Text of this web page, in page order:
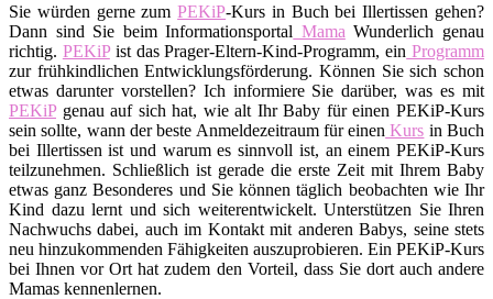
Sie würden gerne zumPEKiP-Kurs in Buch bei Illertissen gehen?
Dann sind Sie beim Informationsportal Mama Wunderlich genau
richtig. PEKiPist das Prager-Eltern-Kind-Programm, ein Programm
zur frühkindlichen Entwicklungsförderung. Können Sie sich schon
etwas darunter vorstellen? Ich informiere Sie darüber, was es mit
PEKiPgenau auf sich hat, wie alt Ihr Baby für einen PEKiP-Kurs
sein sollte, wann der beste Anmeldezeitraum für einen Kurs in Buch
bei Illertissen ist und warum es sinnvoll ist, an einem PEKiP-Kurs
teilzunehmen. Schließlich ist gerade die erste Zeit mit Ihrem Baby
etwas ganz Besonderes und Sie können täglich beobachten wie Ihr
Kind dazu lernt und sich weiterentwickelt. Unterstützen Sie Ihren
Nachwuchs dabei, auch im Kontakt mit anderen Babys, seine stets
neu hinzukommenden Fähigkeiten auszuprobieren. Ein PEKiP-Kurs
bei Ihnen vor Ort hat zudem den Vorteil, dass Sie dort auch andere
Mamas kennenlernen.